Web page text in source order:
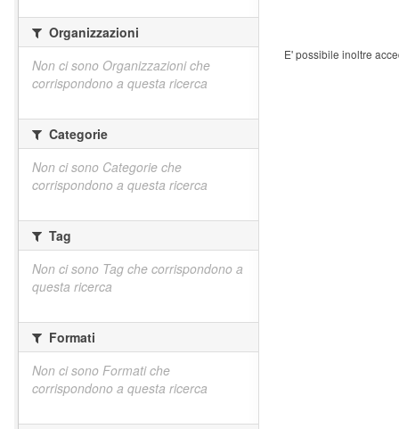
E' possibile inoltre
Organizzazioni
Non ci sono Organizzazioni che
corrispondono a questa ricerca
Categorie
Non ci sono Categorie che
corrispondono a questa ricerca
Tag
Non ci sono Tag che corrispondono a
questa ricerca
Formati
Non ci sono Formati che
corrispondono a questa ricerca